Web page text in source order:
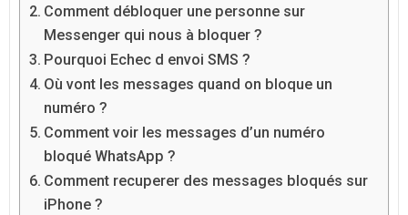
Comment débloquer une personne sur
Messenger qui nous à bloquer ?
Pourquoi Echec d envoi SMS ?
Où vont les messages quand on bloque un
numéro ?
Comment voir les messages d’un numéro
bloqué WhatsApp ?
Comment recuperer des messages bloqués sur
iPhone ?